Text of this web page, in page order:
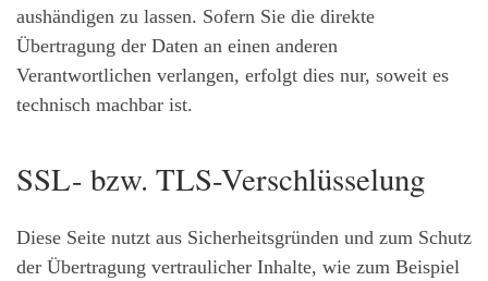
aushändigen zu lassen. Sofern Sie die direkte
Übertragung der Daten an einen anderen
Verantwortlichen verlangen, erfolgt dies nur, soweit es
technisch machbar ist.
SSL- bzw. TLS-Verschlüsselung
Diese Seite nutzt aus Sicherheitsgründen und zum Schutz
der Übertragung vertraulicher Inhalte, wie zum Beispiel